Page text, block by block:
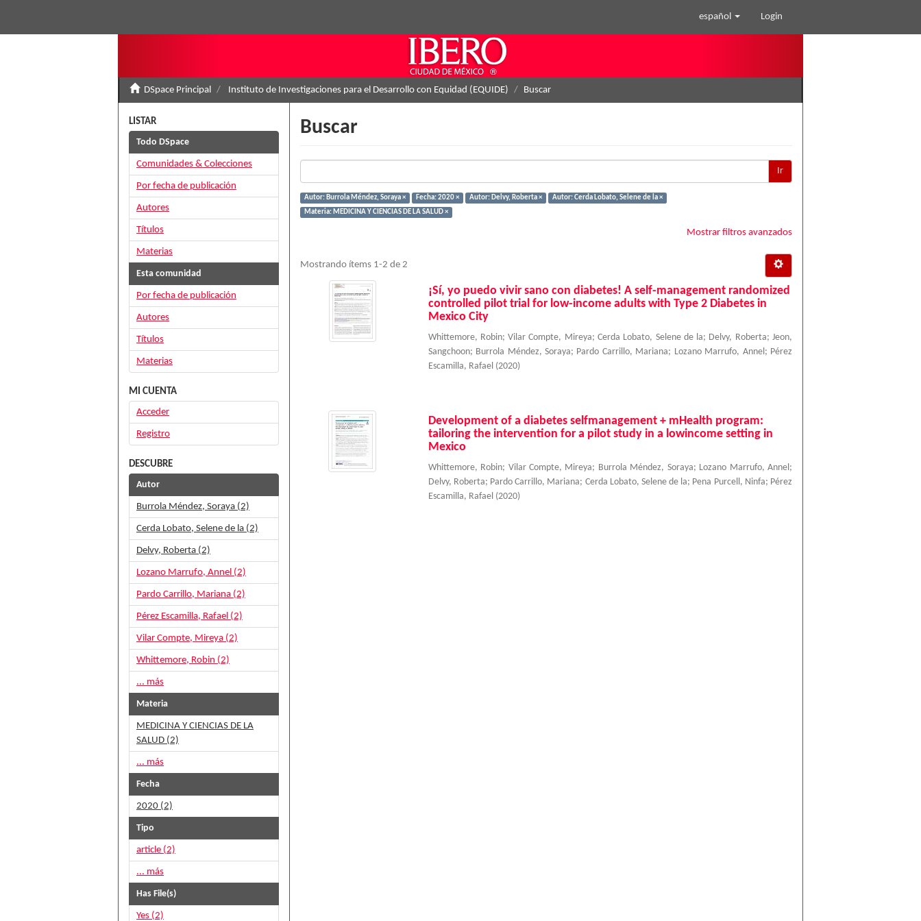
español Login
DSpace Principal Instituto de Investigaciones para el Desarrollo con Equidad (EQUIDE) Buscar
Buscar
Ir
Autor: Burrola Méndez, Soraya × Fecha: 2020 × Autor: Delvy, Roberta ×
Autor: Cerda Lobato, Selene de la ×
Materia: MEDICINA Y CIENCIAS DE LA SALUD ×
Mostrar filtros avanzados
Mostrando ítems 1-2 de 2
¡Sí, yo puedo vivir sano con diabetes! A self-management randomized
controlled pilot trial for low-income adults with Type 2 Diabetes in
Mexico City
Whittemore, Robin;Vilar Compte, Mireya;Cerda Lobato, Selene de la; Delvy, Roberta; Jeon,
Sangchoon; Burrola Méndez, Soraya; Pardo Carrillo, Mariana; Lozano Marrufo, Annel ; Pérez
Escamilla, Rafael (2020)
Development of a diabetes selfmanagement + mHealth program:
tailoring the intervention for a pilot study in a lowincome setting in
Mexico
Whittemore, Robin; Vilar Compte, Mireya; Burrola Méndez, Soraya; Lozano Marrufo, Annel ;
Delvy, Roberta; Pardo Carrillo, Mariana; Cerda Lobato, Selene de la; Pena Purcell, Ninfa; Pérez
Escamilla, Rafael (2020)
LISTAR
Todo DSpace
Comunidades & Colecciones
Por fecha de publicación
Autores
Títulos
Materias
Esta comunidad
Por fecha de publicación
Autores
Títulos
Materias
MI CUENTA
Acceder
Registro
DESCUBRE
Autor
Burrola Méndez, Soraya (2)
Cerda Lobato, Selene de la (2)
Delvy, Roberta (2)
Lozano Marrufo, Annel (2)
Pardo Carrillo, Mariana (2)
Pérez Escamilla, Rafael (2)
Vilar Compte, Mireya (2)
Whittemore, Robin (2)
... más
Materia
MEDICINA Y CIENCIAS DE LA
SALUD (2)
... más
Fecha
2020 (2)
Tipo
article (2)
... más
Has File(s)
Yes (2)